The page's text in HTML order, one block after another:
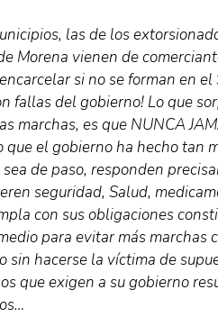
las de los
Morena vienen de
si no se forman en el
fallas del gobierno! Lo que
marchas, es que NUNCA
el gobierno ha hecho tan
de paso, responden
seguridad, Salud,
con sus obligaciones
para evitar más marchas
sin hacerse la víctima de
que exigen a su gobierno